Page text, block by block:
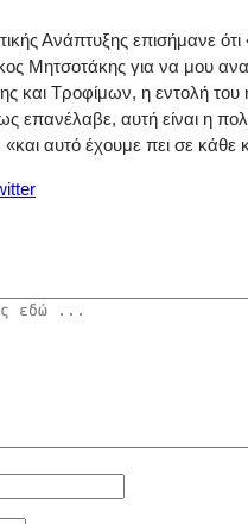
Ανάπτυξης επισήμανε
Μητσοτάκης για να μου
και Τροφίμων, η εντολή του
αυτή είναι η
«και αυτό έχουμε πει σε κάθε